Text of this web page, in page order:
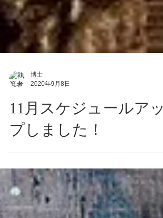
博士
2020年9月8日
プしました！